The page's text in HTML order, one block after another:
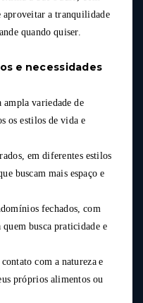
aproveitar a tranquilidade
quando quiser.
e necessidades
ampla variedade de
os estilos de vida e
em diferentes estilos
buscam mais espaço e
fechados, com
quem busca praticidade e
com a natureza e
próprios alimentos ou